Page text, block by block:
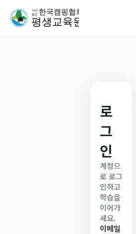
로
그
인
계정으
로 로그
인하고
학습을
이어가
세요.
이메일